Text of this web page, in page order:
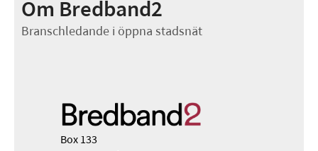
Om Bredband2
Branschledande i öppna stadsnät
Box 133